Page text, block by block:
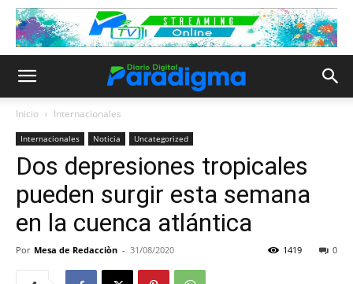
Inicio Internacionales
Internacionales Noticia Uncategorized
Dos depresiones tropicales
pueden surgir esta semana
en la cuenca atlántica
Por Mesa de Redacciòn - 31/08/2020 0
1419